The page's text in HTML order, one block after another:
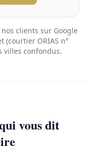
clients sur Google
(courtier ORIAS n°
villes confondus.
vous dit